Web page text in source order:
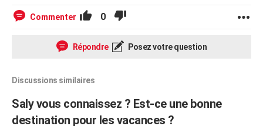
Commenter 0
Répondre Posez votre question
Discussions similaires
Saly vous connaissez ? Est-ce une bonne
destination pour les vacances ?